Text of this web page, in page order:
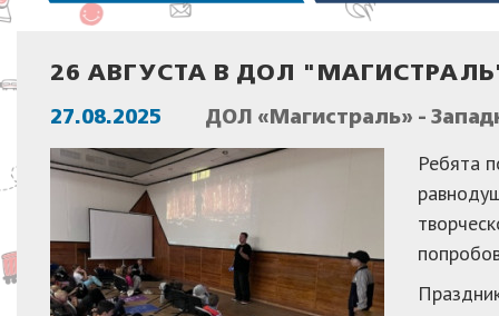
26 АВГУСТА В ДОЛ
27.08.2025 ДОЛ «Магистраль» -
Ребята